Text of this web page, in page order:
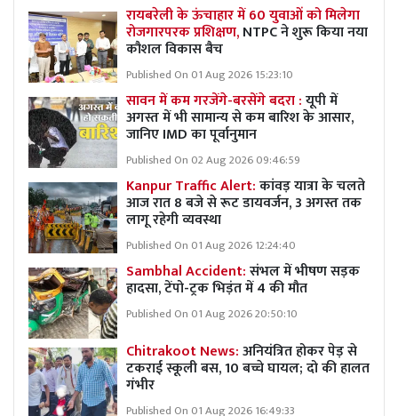
रायबरेली के ऊंचाहार में 60 युवाओं को मिलेगा
रोजगारपरक प्रशिक्षण,NTPC ने शुरू किया नया
कौशल विकास बैच
Published On 01 Aug 2026 15:23:10
सावन में कम गरजेंगे-बरसेंगे बदरा :यूपी में
अगस्त में भी सामान्य से कम बारिश के आसार,
जानिए IMD का पूर्वानुमान
Published On 02 Aug 2026 09:46:59
Kanpur Traffic Alert:कांवड़ यात्रा के चलते
आज रात 8 बजे से रूट डायवर्जन, 3 अगस्त तक
लागू रहेगी व्यवस्था
Published On 01 Aug 2026 12:24:40
Sambhal Accident:संभल में भीषण सड़क
हादसा, टेंपो-ट्रक भिड़ंत में 4 की मौत
Published On 01 Aug 2026 20:50:10
Chitrakoot News:अनियंत्रित होकर पेड़ से
टकराई स्कूली बस, 10 बच्चे घायल; दो की हालत
गंभीर
Published On 01 Aug 2026 16:49:33